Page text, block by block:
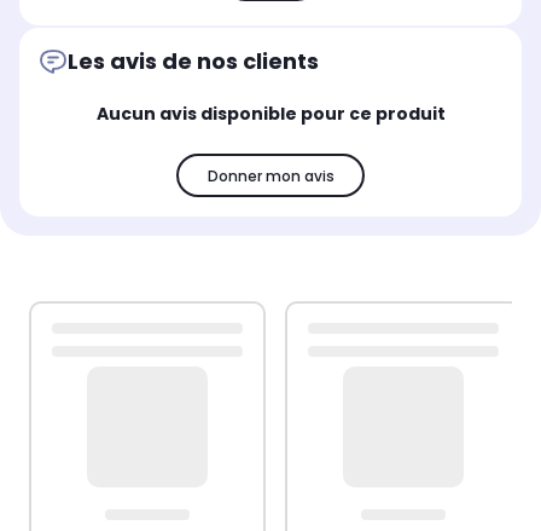
Les avis de nos clients
Aucun avis disponible pour ce produit
Donner mon avis